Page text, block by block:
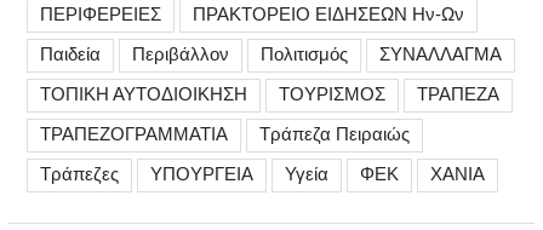
ΠΕΡΙΦΕΡΕΙΕΣ
ΠΡΑΚΤΟΡΕΙΟ ΕΙΔΗΣΕΩΝ Ην-Ων
Παιδεία
Περιβάλλον Πολιτισμός
ΣΥΝΑΛΛΑΓΜΑ
ΤΟΠΙΚΗ ΑΥΤΟΔΙΟΙΚΗΣΗ
ΤΟΥΡΙΣΜΟΣ
ΤΡΑΠΕΖΑ
ΤΡΑΠΕΖΟΓΡΑΜΜΑΤΙΑ
Τράπεζα Πειραιώς
Τράπεζες
ΥΠΟΥΡΓΕΙΑ Υγεία ΦΕΚ ΧΑΝΙΑ